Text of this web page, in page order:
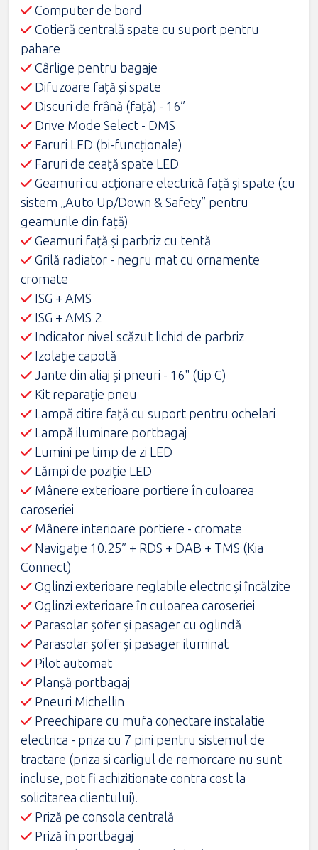
Computer de bord
Cotieră centrală spate cu suport pentru
pahare
Cârlige pentru bagaje
Difuzoare față și spate
Discuri de frână (față) - 16”
Drive Mode Select - DMS
Faruri LED (bi-funcţionale)
Faruri de ceaţă spate LED
Geamuri cu acționare electrică față și spate (cu
sistem „Auto Up/Down & Safety” pentru
geamurile din faţă)
Geamuri față și parbriz cu tentă
Grilă radiator - negru mat cu ornamente
cromate
ISG + AMS
ISG + AMS 2
Indicator nivel scăzut lichid de parbriz
Izolație capotă
Jante din aliaj și pneuri - 16" (tip C)
Kit reparaţie pneu
Lampă citire faţă cu suport pentru ochelari
Lampă iluminare portbagaj
Lumini pe timp de zi LED
Lămpi de poziție LED
Mânere exterioare portiere în culoarea
caroseriei
Mânere interioare portiere - cromate
Navigație 10.25” + RDS + DAB + TMS (Kia
Connect)
Oglinzi exterioare reglabile electric şi încălzite
Oglinzi exterioare în culoarea caroseriei
Parasolar șofer și pasager cu oglindă
Parasolar șofer și pasager iluminat
Pilot automat
Planșă portbagaj
Pneuri Michellin
Preechipare cu mufa conectare instalatie
electrica - priza cu 7 pini pentru sistemul de
tractare (priza si carligul de remorcare nu sunt
incluse, pot fi achizitionate contra cost la
solicitarea clientului).
Priză pe consola centrală
Priză în portbagaj